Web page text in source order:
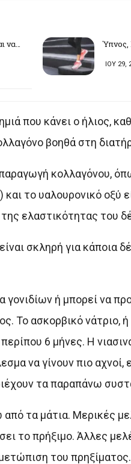
να… Ύπνος,
ΙΟΥ 29,
που κάνει ο ήλιος,
βοηθά στη
κολλαγόνου,
το υαλουρονικό οξύ
ελαστικότητας του
σκληρή για κάποια
γονιδίων ή μπορεί να
Το ασκορβικό νάτριο,
6 μήνες. Η
να γίνουν πιο αχνοί,
τα παραπάνω
τα μάτια. Μερικές
το πρήξιμο. Άλλες
του